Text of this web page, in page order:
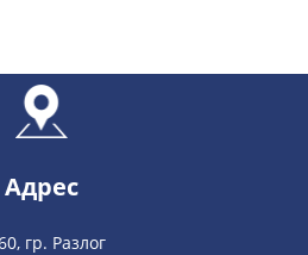
Адрес
гр. Разлог